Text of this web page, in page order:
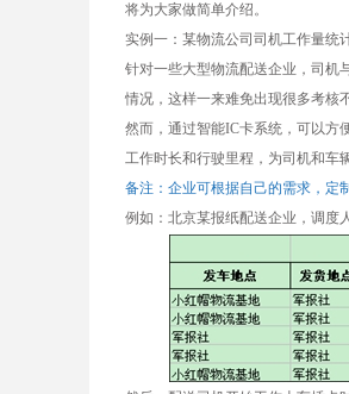
将为大家做简单介绍。
实例一：某物流公司司机工作量统
针对一些大型物流配送企业，司机
情况，这样一来难免出现很多考核
然而，通过智能IC卡系统，可以方
工作时长和行驶里程，为司机和车
备注：企业可根据自己的需求，定
例如：北京某报纸配送企业，调度